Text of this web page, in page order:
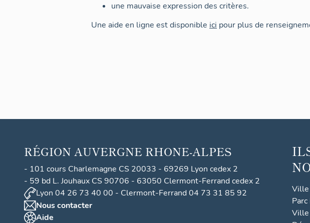
une mauvaise expression des critères.
Une aide en ligne est disponible ici pour plus de
RÉGION AUVERGNE RHONE-ALPES
- 101 cours Charlemagne CS 20033 - 69269 Lyon cedex 2
- 59 bd L. Jouhaux CS 90706 - 63050 Clermont-Ferrand cedex 2
Lyon 04 26 73 40 00 - Clermont-Ferrand 04 73 31 85 92
Nous contacter
Aide
Ville